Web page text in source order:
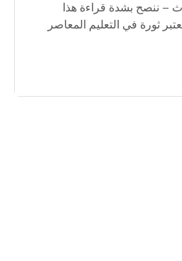
– ننصح بشدة قراءة هذا
ثورة في التعليم المعاصر